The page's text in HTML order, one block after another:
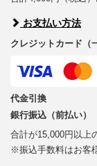
お支払い方法
クレジットカード（
代金引換
銀行振込（前払い）
合計が15,000円以上
※振込手数料はお客